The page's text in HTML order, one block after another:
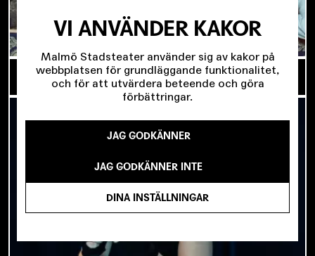
SÄSONGEN 2026/2027
VI ANVÄNDER KAKOR
Malmö Stadsteater använder sig av kakor på
webbplatsen för grundläggande funktionalitet,
och för att utvärdera beteende och göra
förbättringar.
JAG GODKÄNNER
JAG GODKÄNNER INTE
DINA INSTÄLLNINGAR